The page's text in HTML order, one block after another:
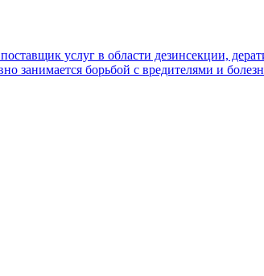
услуг в области дезинсекции,
занимается борьбой с вредителями и